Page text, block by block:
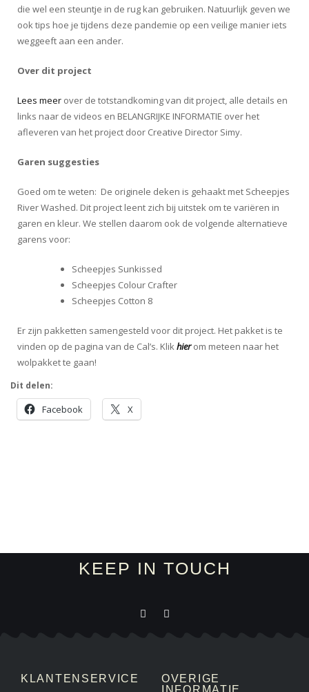
die wel een steuntje in de rug kan gebruiken. Natuurlijk geven we
ook tips hoe je tijdens deze pandemie op een veilige manier iets
weggeeft aan een ander.
Over dit project
Lees meer over de totstandkoming van dit project, alle details en
links naar de videos en BELANGRIJKE INFORMATIE over het
afleveren van het project door Creative Director Simy.
Garen suggesties
Goed om te weten: De originele deken is gehaakt met Scheepjes
River Washed. Dit project leent zich bij uitstek om te variëren in
garen en kleur. We stellen daarom ook de volgende alternatieve
garens voor:
Scheepjes Sunkissed
Scheepjes Colour Crafter
Scheepjes Cotton 8
Er zijn pakketten samengesteld voor dit project. Het pakket is te
vinden op de pagina van de Cal’s. Klik hier om meteen naar het
wolpakket te gaan!
Dit delen:
Facebook X
KEEP IN TOUCH
KLANTENSERVICE
OVERIGE
INFORMATIE